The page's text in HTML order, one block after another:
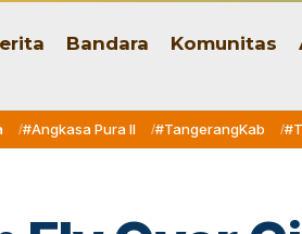
Bandara Komunitas
#Angkasa Pura II #TangerangKab